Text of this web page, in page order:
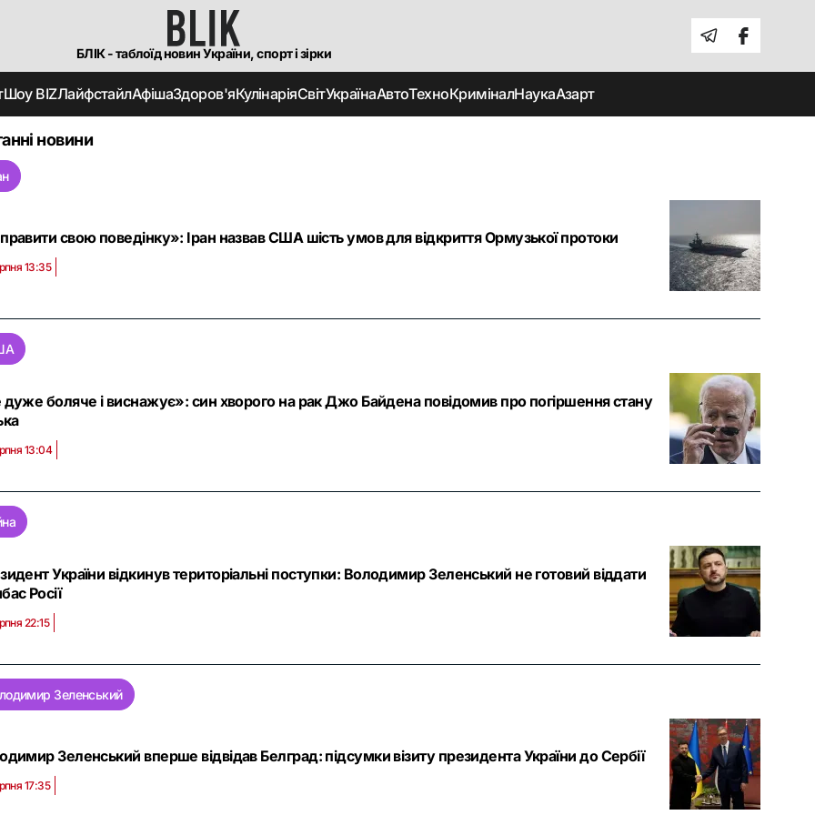
БЛІК - таблоїд новин України, спорт і зірки
Шоу BIZЛайфстайлАфішаЗдоров'яКулінаріяСвітУкраїнаАвтоТехноКриміналНаукаАзарт
новини
свою поведінку»: Іран назвав США шість умов для відкриття Ормузької протоки
13:35
боляче і виснажує»: син хворого на рак Джо Байдена повідомив про погіршення стану
13:04
України відкинув територіальні поступки: Володимир Зеленський не готовий віддати
Росії
22:15
Зеленський
Зеленський вперше відвідав Белград: підсумки візиту президента України до Сербії
17:35